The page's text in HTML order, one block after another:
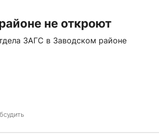
не откроют
ЗАГС в Заводском районе